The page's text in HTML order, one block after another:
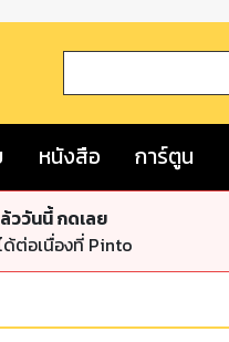
หนังสือ การ์ตูน
ววันนี้ กดเลย
ต่อเนื่องที่ Pinto